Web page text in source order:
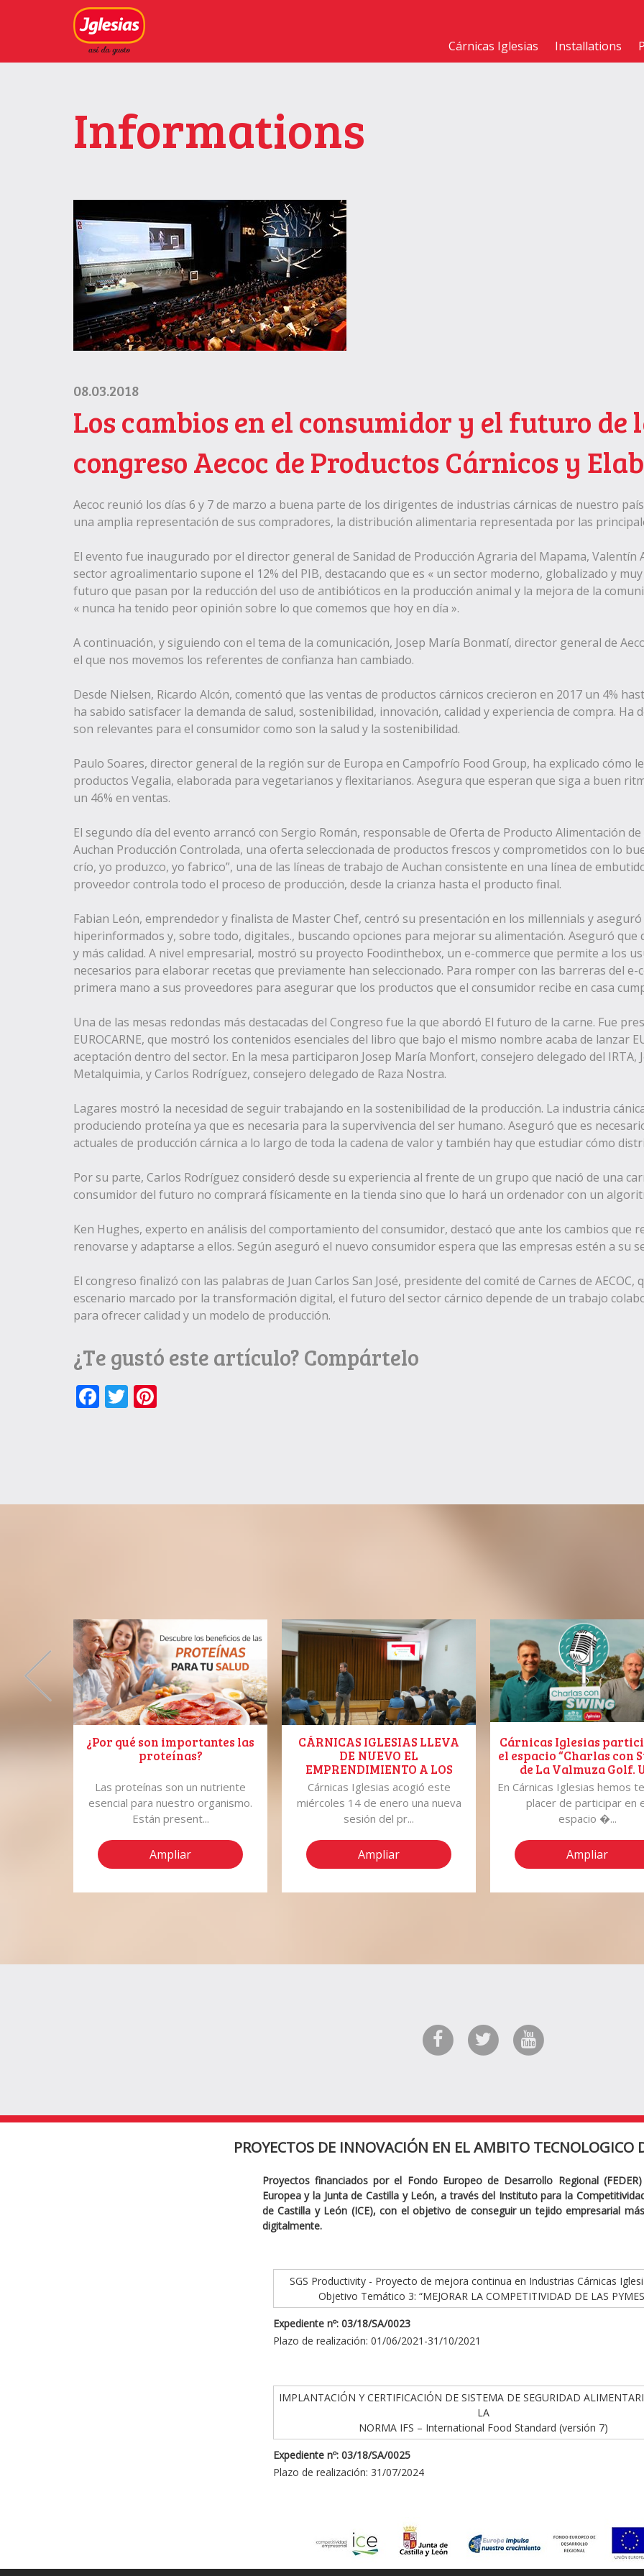
Cárnicas Iglesias Installations
Informations
08.03.2018
Los cambios en el consumidor y el futuro de
congreso Aecoc de Productos Cárnicos y
Aecoc reunió los días 6 y 7 de marzo a buena parte de los dirigentes de industrias cárnicas de nuestro
una amplia representación de sus compradores, la distribución alimentaria representada por las
El evento fue inaugurado por el director general de Sanidad de Producción Agraria del Mapama,
sector agroalimentario supone el 12% del PIB, destacando que es « un sector moderno, globalizado y
futuro que pasan por la reducción del uso de antibióticos en la producción animal y la mejora de la
« nunca ha tenido peor opinión sobre lo que comemos que hoy en día ».
A continuación, y siguiendo con el tema de la comunicación, Josep María Bonmatí, director general de
el que nos movemos los referentes de confianza han cambiado.
Desde Nielsen, Ricardo Alcón, comentó que las ventas de productos cárnicos crecieron en 2017 un 4%
ha sabido satisfacer la demanda de salud, sostenibilidad, innovación, calidad y experiencia de compra.
son relevantes para el consumidor como son la salud y la sostenibilidad.
Paulo Soares, director general de la región sur de Europa en Campofrío Food Group, ha explicado cómo
productos Vegalia, elaborada para vegetarianos y flexitarianos. Asegura que esperan que siga a buen
un 46% en ventas.
El segundo día del evento arrancó con Sergio Román, responsable de Oferta de Producto Alimentación
Auchan Producción Controlada, una oferta seleccionada de productos frescos y comprometidos con lo
crío, yo produzco, yo fabrico”, una de las líneas de trabajo de Auchan consistente en una línea de
proveedor controla todo el proceso de producción, desde la crianza hasta el producto final.
Fabian León, emprendedor y finalista de Master Chef, centró su presentación en los millennials y
hiperinformados y, sobre todo, digitales., buscando opciones para mejorar su alimentación. Aseguró
y más calidad. A nivel empresarial, mostró su proyecto Foodinthebox, un e-commerce que permite a los
necesarios para elaborar recetas que previamente han seleccionado. Para romper con las barreras del
primera mano a sus proveedores para asegurar que los productos que el consumidor recibe en casa
Una de las mesas redondas más destacadas del Congreso fue la que abordó El futuro de la carne. Fue
EUROCARNE, que mostró los contenidos esenciales del libro que bajo el mismo nombre acaba de lanzar
aceptación dentro del sector. En la mesa participaron Josep María Monfort, consejero delegado del IRTA,
Metalquimia, y Carlos Rodríguez, consejero delegado de Raza Nostra.
Lagares mostró la necesidad de seguir trabajando en la sostenibilidad de la producción. La industria
produciendo proteína ya que es necesaria para la supervivencia del ser humano. Aseguró que es
actuales de producción cárnica a lo largo de toda la cadena de valor y también hay que estudiar cómo
Por su parte, Carlos Rodríguez consideró desde su experiencia al frente de un grupo que nació de una
consumidor del futuro no comprará físicamente en la tienda sino que lo hará un ordenador con un
Ken Hughes, experto en análisis del comportamiento del consumidor, destacó que ante los cambios que
renovarse y adaptarse a ellos. Según aseguró el nuevo consumidor espera que las empresas estén a su
El congreso finalizó con las palabras de Juan Carlos San José, presidente del comité de Carnes de
escenario marcado por la transformación digital, el futuro del sector cárnico depende de un trabajo
para ofrecer calidad y un modelo de producción.
¿Te gustó este artículo? Compártelo
Facebook
Twitter
¿Por qué son importantes las
proteínas?
Las proteínas son un nutriente
esencial para nuestro organismo.
Están present...
Ampliar
CÁRNICAS IGLESIAS LLEVA
DE NUEVO EL
EMPRENDIMIENTO A LOS
ALUMNOS DE COLEGIO
CALASANZ DE SALAMANCA
Cárnicas Iglesias acogió este
miércoles 14 de enero una nueva
sesión del pr...
Ampliar
Cárnicas Iglesias
el espacio “Charlas con
de La Valmuza Golf.
recorrido por nuestra
en el hoyo 7.
En Cárnicas Iglesias hemos
placer de participar en
espacio �...
Ampliar
PROYECTOS DE INNOVACIÓN EN EL AMBITO TECNOLOGICO
Proyectos financiados por el Fondo Europeo de Desarrollo Regional
Europea y la Junta de Castilla y León, a través del Instituto para la
de Castilla y León (ICE), con el objetivo de conseguir un tejido empresarial
digitalmente.
SGS Productivity - Proyecto de mejora continua en Industrias Cárnicas
Objetivo Temático 3: “MEJORAR LA COMPETITIVIDAD DE LAS
Expediente nº: 03/18/SA/0023
Plazo de realización: 01/06/2021-31/10/2021
IMPLANTACIÓN Y CERTIFICACIÓN DE SISTEMA DE SEGURIDAD
LA
NORMA IFS – International Food Standard (versión 7)
Expediente nº: 03/18/SA/0025
Plazo de realización: 31/07/2024